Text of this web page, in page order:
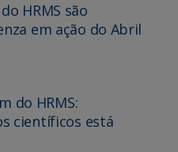
HRMS são
em ação do Abril
do HRMS:
científicos está